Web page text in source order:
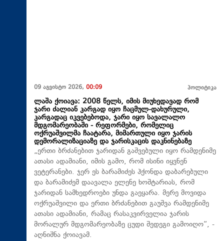
09 აგვისტო 2026, 00:09 პოლიტიკა
ლაშა ქოიავა: 2008 წელს, იმის მიუხედავად რომ
ჯარი ძალიან კარგად იყო ჩაცმულ-დახურული,
კარგადაც იკვებებოდა, ჯარი იყო სავალალო
მდგომარეობაში - რეფორმები, რომელიც
ოქრუაშვილმა ჩაატარა, მიმართული იყო ჯარის
დემორალიზაციაზე და ჯარისკაცის დაკნინებაზე
„ერთი ბრძანებით ჯარიდან გაშვებული იყო რამდენიმე
ათასი ადამიანი, იმის გამო, რომ ისინი იყვნენ
ვეტერანები. ჯერ ეს ბარამიძეს ჰქონდა დაბარებული
და ბარამიძემ დაავალა ელენე ხოშტარიას, რომ
ჯარიდან სამხედროები უნდა გაეყარა. მერე მოვიდა
ოქრუაშვილი და ერთი ბრძანებით გაუშვა რამდენიმე
ათასი ადამიანი, რამაც რასაკვირველია ჯარის
მორალურ მდგომარეობაზე ცუდი შედეგი გამოიღო“, -
აღნიშნა ქოიავამ.